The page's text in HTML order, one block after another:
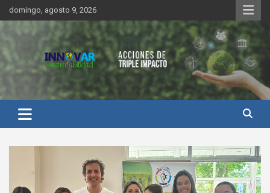
Saltar
al
contenido
domingo, agosto 9, 2026
Innovar Sustentabilidad